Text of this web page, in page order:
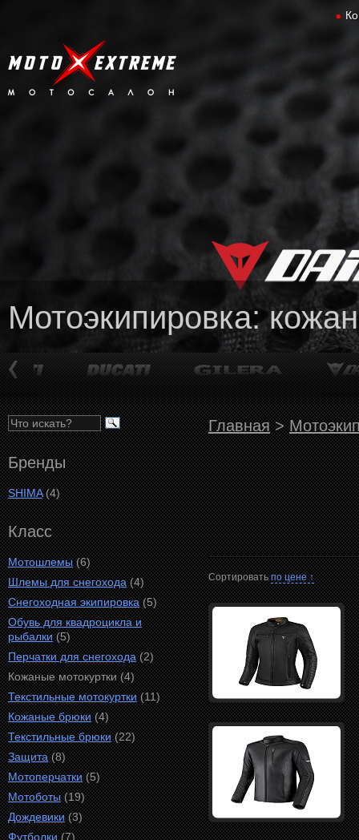
Мотоэкипировка:
Бренды
SHIMA(4)
Класс
Мотошлемы(6)
Шлемы для снегохода(4)
Снегоходная экипировка(5)
Обувь для квадроцикла и
рыбалки(5)
Перчатки для снегохода(2)
Кожаные мотокуртки (4)
Текстильные мотокуртки(11)
Кожаные брюки(4)
Текстильные брюки(22)
Защита(8)
Мотоперчатки(5)
Мотоботы(19)
Дождевики(3)
Футболки(7)
Главная>
Сортироватьпо цене ↑